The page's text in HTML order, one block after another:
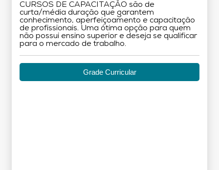
CURSOS DE CAPACITAÇÃO são de
curta/média duração que garantem
conhecimento, aperfeiçoamento e capacitação
de profissionais. Uma ótima opção para quem
não possui ensino superior e deseja se qualificar
para o mercado de trabalho.
Grade Curricular